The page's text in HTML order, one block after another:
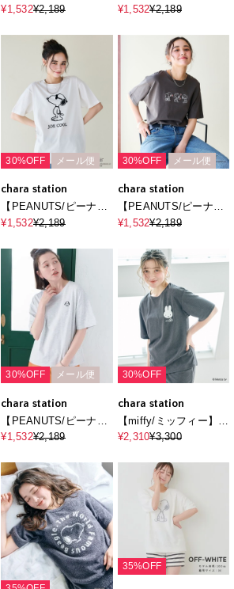
ツ】SNOOPY/スヌー
プリントTシャツ
¥1,532¥2,189
ツ】SNOOPY/スヌー
ラウンフェイスプリン
トTシャツ
¥1,532¥2,189
30%OFF メール便
chara station
【PEANUTS/ピーナッ
ツ】SNOOPY/スヌー
ロッキープリントTシャ
¥1,532¥2,189
30%OFF メール便
chara station
【PEANUTS/ピーナッ
ツ】SNOOPY/スヌー
デザイン刺繍Tシャツ
¥1,532¥2,189
30%OFF メール便
chara station
【PEANUTS/ピーナッ
ツ】SNOOPY/スヌー
デザイン刺繍Tシャツ
¥1,532¥2,189
30%OFF
chara station
【miffy/ミッフィー】パ
イルリブトップス/ルー
別売り（2026SS）
¥2,310¥3,300
35%OFF